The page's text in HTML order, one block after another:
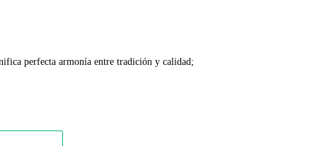
perfecta armonía entre tradición y calidad;